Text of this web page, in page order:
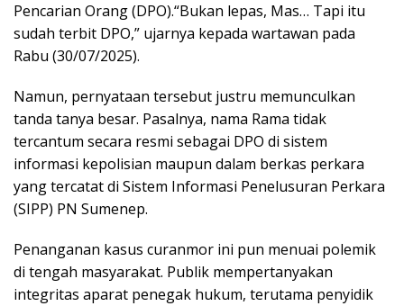
Pencarian Orang (DPO).“Bukan lepas, Mas… Tapi itu
sudah terbit DPO,” ujarnya kepada wartawan pada
Rabu (30/07/2025).
Namun, pernyataan tersebut justru memunculkan
tanda tanya besar. Pasalnya, nama Rama tidak
tercantum secara resmi sebagai DPO di sistem
informasi kepolisian maupun dalam berkas perkara
yang tercatat di Sistem Informasi Penelusuran Perkara
(SIPP) PN Sumenep.
Penanganan kasus curanmor ini pun menuai polemik
di tengah masyarakat. Publik mempertanyakan
integritas aparat penegak hukum, terutama penyidik